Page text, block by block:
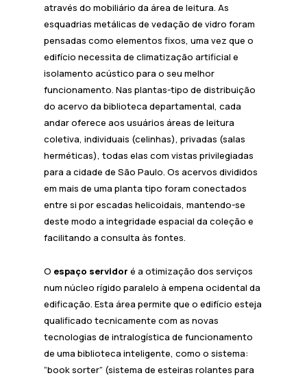
através do mobiliário da área de leitura. As
esquadrias metálicas de vedação de vidro foram
pensadas como elementos fixos, uma vez que o
edifício necessita de climatização artificial e
isolamento acústico para o seu melhor
funcionamento. Nas plantas-tipo de distribuição
do acervo da biblioteca departamental, cada
andar oferece aos usuários áreas de leitura
coletiva, individuais (celinhas), privadas (salas
herméticas), todas elas com vistas privilegiadas
para a cidade de São Paulo. Os acervos divididos
em mais de uma planta tipo foram conectados
entre si por escadas helicoidais, mantendo-se
deste modo a integridade espacial da coleção e
facilitando a consulta às fontes.
O espaço servidor é a otimização dos serviços
num núcleo rígido paralelo à empena ocidental da
edificação. Esta área permite que o edifício esteja
qualificado tecnicamente com as novas
tecnologias de intralogística de funcionamento
de uma biblioteca inteligente, como o sistema:
“book sorter” (sistema de esteiras rolantes para